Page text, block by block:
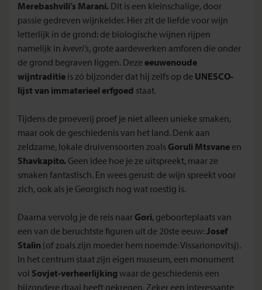
Merebashvili’s Marani. Dit is een kleinschalige, door
passie gedreven wijnkelder. Hier zit de liefde voor wijn
letterlijk in de grond: de biologische wijnen rijpen
namelijk in kvevri’s, grote aardewerken amforen die onder
de grond begraven liggen. Deze eeuwenoude
wijntraditie is zó bijzonder dat hij zelfs op de UNESCO-
lijst van immaterieel erfgoed staat.
Tijdens de proeverij proef je niet alleen unieke smaken,
maar ook de geschiedenis van het land. Denk aan
zeldzame, lokale druivensoorten zoals Goruli Mtsvane en
Shavkapito. Geen idee hoe je ze uitspreekt, maar ze
smaken fantastisch. En wees gerust: de wijn spreekt voor
zich, ook als je Georgisch nog wat roestig is.
Daarna vervolg je de reis naar Gori, geboorteplaats van
een van de beruchtste figuren uit de 20ste eeuw:Josef
Stalin (of zoals zijn moeder hem noemde: Vissarionovitsj).
In het centrum staat zijn eigen museum, een monument
vol Sovjet-verheerlijking waar de geschiedenis een
bijzondere draai heeft gekregen. Zeker een interessante